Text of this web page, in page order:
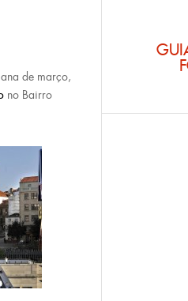
de março,
no Bairro